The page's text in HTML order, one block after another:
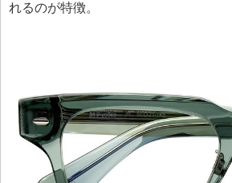
れるのが特徴。